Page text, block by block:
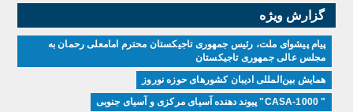
گزارش ویژه
پیام پیشوای ملت، رئیس جمهوری تاجیکستان محترم امامعلی رحمان به
مجلس عالی جمهوری تاجیکستان
همایش بین‌المللی ادیبان کشور‌های حوزه نوروز
" CASA-1000" پیوند دهنده آسیای مرکزی و آسیای جنوبی